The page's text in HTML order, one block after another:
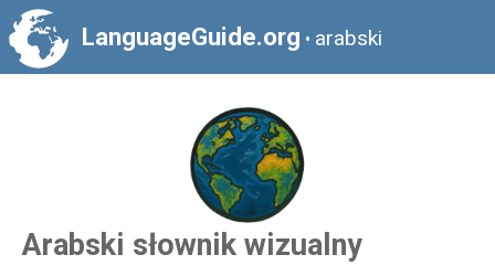
LanguageGuide.org • arabski
Arabski słownik wizualny